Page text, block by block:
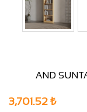
AND
3,701.52 ₺